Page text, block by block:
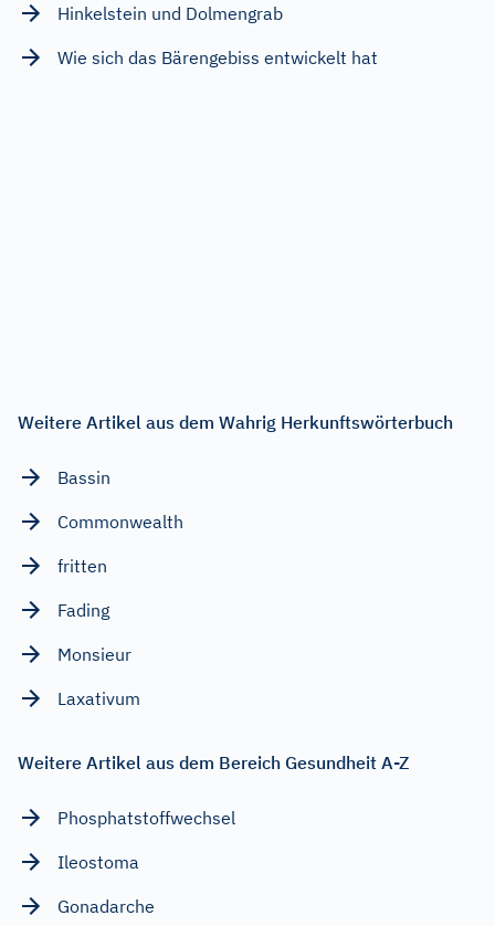
Hinkelstein und Dolmengrab
Wie sich das Bärengebiss entwickelt hat
Weitere Artikel aus dem Wahrig Herkunftswörterbuch
Bassin
Commonwealth
fritten
Fading
Monsieur
Laxativum
Weitere Artikel aus dem Bereich Gesundheit A-Z
Phosphatstoffwechsel
Ileostoma
Gonadarche